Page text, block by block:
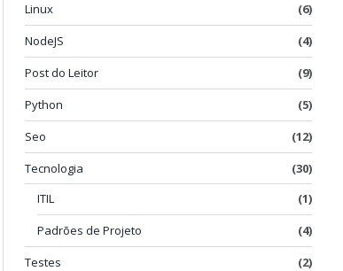
Linux
(6)
NodeJS
(4)
Post do Leitor
(9)
Python
(5)
Seo
(12)
Tecnologia
(30)
ITIL
(1)
Padrões de Projeto
(4)
Testes
(2)